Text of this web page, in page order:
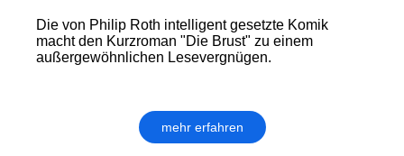
Die von Philip Roth intelligent gesetzte Komik
macht den Kurzroman "Die Brust" zu einem
außergewöhnlichen Lesevergnügen.
mehr erfahren